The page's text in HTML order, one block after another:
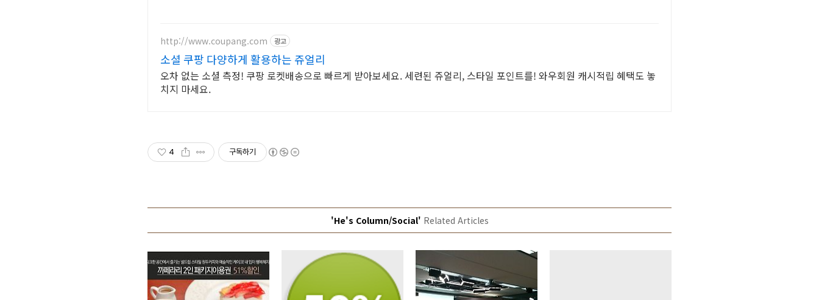
http://www.coupang.com 광고
소셜 쿠팡 다양하게 활용하는 쥬얼리
오차 없는 소셜 측정! 쿠팡 로켓배송으로 빠르게 받아보세요. 세련된 쥬얼리, 스타일 포인트를! 와우회원 캐시적립 혜택도 놓
치지 마세요.
4 구독하기
'He's Column/Social' Related Articles